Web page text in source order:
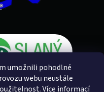
umožnili pohodlné
webu neustále
Více informací